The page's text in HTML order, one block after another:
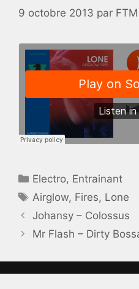
9 octobre 2013 par FTM
Catégories
Electro, Entrainant
Étiquettes
Airglow, Fires, Lone
Johansy – Colossus
Mr Flash – Dirty